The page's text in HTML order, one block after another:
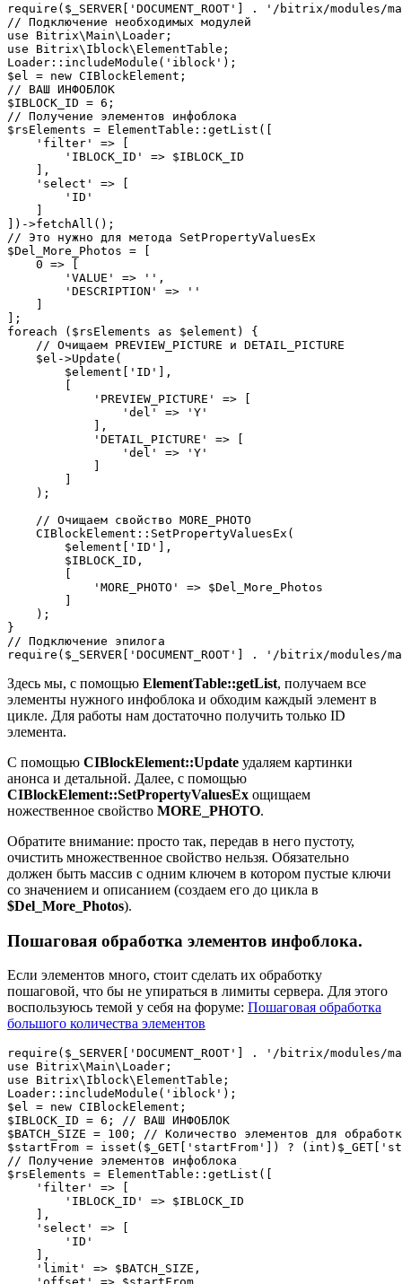
require($_SERVER['DOCUMENT_ROOT'] . '/bitrix/
// Подключение необходимых модулей
use Bitrix\Main\Loader;
use Bitrix\Iblock\ElementTable;
Loader::includeModule('iblock');
$el = new CIBlockElement;
// ВАШ ИНФОБЛОК
$IBLOCK_ID = 6;
// Получение элементов инфоблока
$rsElements = ElementTable::getList([
    'filter' => [
        'IBLOCK_ID' => $IBLOCK_ID
    ],
    'select' => [
        'ID'
])->fetchAll();
// Это нужно для метода SetPropertyValuesEx
$Del_More_Photos = [
    0 => [
        'VALUE' => '',
        'DESCRIPTION' => ''
];
foreach ($rsElements as $element) {
    // Очищаем PREVIEW_PICTURE и DETAIL_PICTURE
    $el->Update(
        $element['ID'],
            'PREVIEW_PICTURE' => [
                'del' => 'Y'
            ],
            'DETAIL_PICTURE' => [
                'del' => 'Y'
    );
    // Очищаем свойство MORE_PHOTO
    CIBlockElement::SetPropertyValuesEx(
        $element['ID'],
        $IBLOCK_ID,
            'MORE_PHOTO' => $Del_More_Photos
    );
}
// Подключение эпилога
require($_SERVER['DOCUMENT_ROOT'] . '/bitrix/
Здесь мы, с помощью ElementTable::getList, получаем все
элементы нужного инфоблока и обходим каждый элемент в
цикле. Для работы нам достаточно получить только ID
элемента.
C помощью CIBlockElement::Update удаляем картинки
анонса и детальной. Далее, с помощью
CIBlockElement::SetPropertyValuesEx ощищаем
ножественное свойство MORE_PHOTO.
Обратите внимание: просто так, передав в него пустоту,
очистить множественное свойство нельзя. Обязательно
должен быть массив с одним ключем в котором пустые ключи
со значением и описанием (создаем его до цикла в
$Del_More_Photos).
Пошаговая обработка элементов инфоблока.
Если элементов много, стоит сделать их обработку
пошаговой, что бы не упираться в лимиты сервера. Для этого
воспользуюсь темой у себя на форуме: Пошаговая обработка
большого количества элементов
require($_SERVER['DOCUMENT_ROOT'] . '/bitrix/
use Bitrix\Main\Loader;
use Bitrix\Iblock\ElementTable;
Loader::includeModule('iblock');
$el = new CIBlockElement;
$IBLOCK_ID = 6; // ВАШ ИНФОБЛОК
$BATCH_SIZE = 100; // Количество элементов для
$startFrom = isset($_GET['startFrom']) ?
// Получение элементов инфоблока
$rsElements = ElementTable::getList([
    'filter' => [
        'IBLOCK_ID' => $IBLOCK_ID
    ],
    'select' => [
        'ID'
    ],
    'limit' => $BATCH_SIZE,